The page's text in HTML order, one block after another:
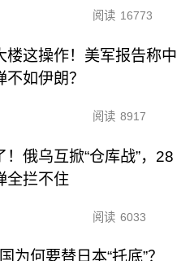
阅读 16773
楼这操作！美军报告称中
不如伊朗？
阅读 8917
！俄乌互掀“仓库战”，28
全拦不住
阅读 6033
为何要替日本“托底”？